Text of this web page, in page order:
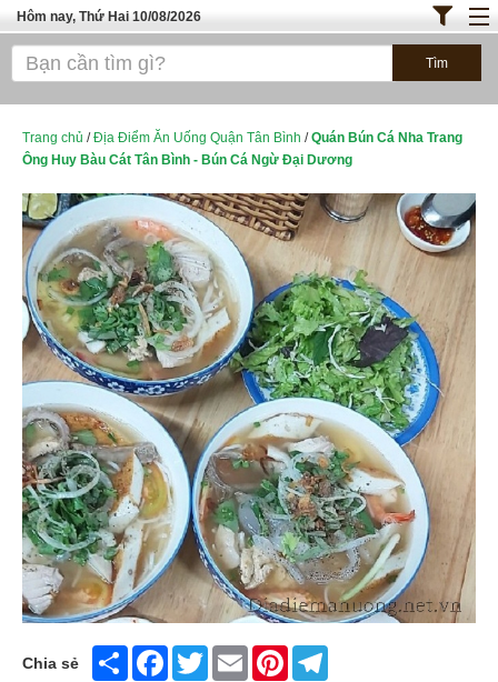
Hôm nay, Thứ Hai 10/08/2026
Trang chủ
Cafe - Kem- Trà Sữa
Thực Phẩm Nông Hải Sản
Top Quán Ăn
ĐỊA ĐIỂM ĂN UỐNG HÀ NỘI
Trang chủ /Địa Điểm Ăn Uống Quận Tân Bình /Quán Bún Cá Nha Trang
Ông Huy Bàu Cát Tân Bình - Bún Cá Ngừ Đại Dương
Chia sẻ Share FacebookTwitter Email Pinterest